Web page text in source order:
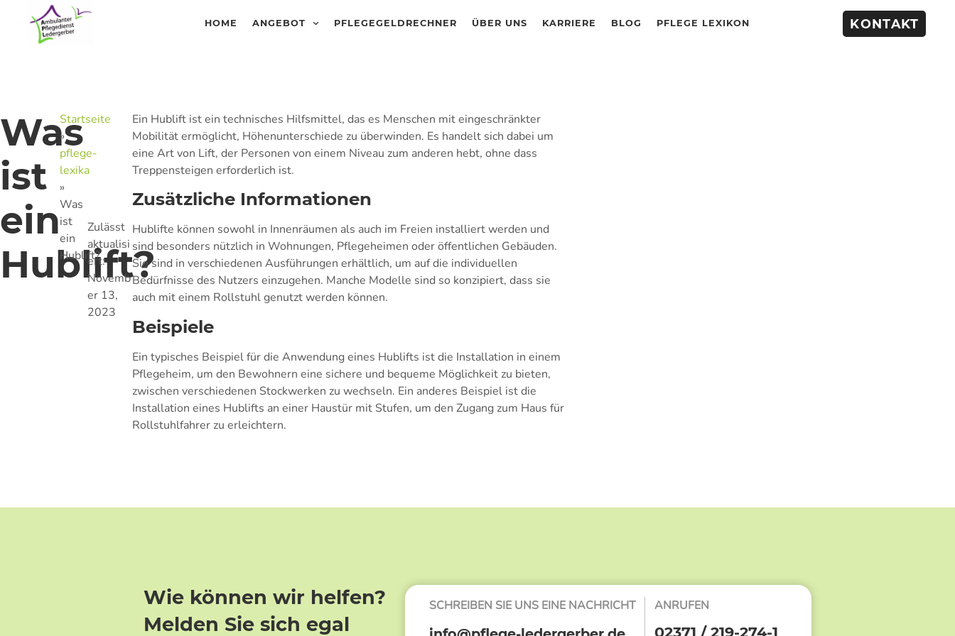
HOME ANGEBOT PFLEGEGELDRECHNER ÜBER UNS KARRIERE BLOG PFLEGE LEXIKON KONTAKT
Was
ist
ein
Hublift?
Startseite
»
pflege-
lexika
»
Was
ist
ein
Hublift?
Zulässt
aktualisi
ert:
Novemb
er 13,
2023
Ein Hublift ist ein technisches Hilfsmittel, das es Menschen mit eingeschränkter
Mobilität ermöglicht, Höhenunterschiede zu überwinden. Es handelt sich dabei um
eine Art von Lift, der Personen von einem Niveau zum anderen hebt, ohne dass
Treppensteigen erforderlich ist.
Zusätzliche Informationen
Hublifte können sowohl in Innenräumen als auch im Freien installiert werden und
sind besonders nützlich in Wohnungen, Pflegeheimen oder öffentlichen Gebäuden.
Sie sind in verschiedenen Ausführungen erhältlich, um auf die individuellen
Bedürfnisse des Nutzers einzugehen. Manche Modelle sind so konzipiert, dass sie
auch mit einem Rollstuhl genutzt werden können.
Beispiele
Ein typisches Beispiel für die Anwendung eines Hublifts ist die Installation in einem
Pflegeheim, um den Bewohnern eine sichere und bequeme Möglichkeit zu bieten,
zwischen verschiedenen Stockwerken zu wechseln. Ein anderes Beispiel ist die
Installation eines Hublifts an einer Haustür mit Stufen, um den Zugang zum Haus für
Rollstuhlfahrer zu erleichtern.
Wie können wir helfen?
Melden Sie sich egal
SCHREIBEN SIE UNS EINE NACHRICHT ANRUFEN
02371 / 219-274-1